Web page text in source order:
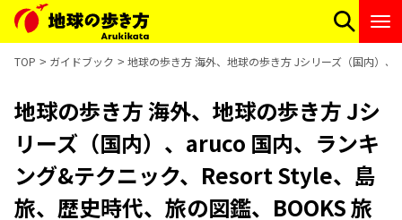
TOP ガイドブック 地球の歩き方 海外、地球の歩き方 Jシリーズ（国内）
地球の歩き方 海外、地球の歩き方 Jシ
リーズ（国内）、aruco 国内、ランキ
ング&テクニック、Resort Style、島
旅、歴史時代、旅の図鑑、BOOKS 旅